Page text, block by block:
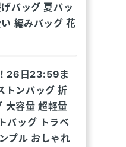
バッグ 夏バッ
編みバッグ 花
26日23:59ま
トンバッグ 折
大容量 超軽量
バッグ トラベ
プル おしゃれ